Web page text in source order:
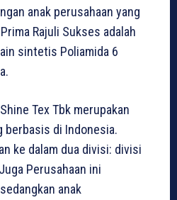
anak perusahaan yang
Rajuli Sukses adalah
sintetis Poliamida 6
Tex Tbk merupakan
berbasis di Indonesia.
ke dalam dua divisi: divisi
Perusahaan ini
anak